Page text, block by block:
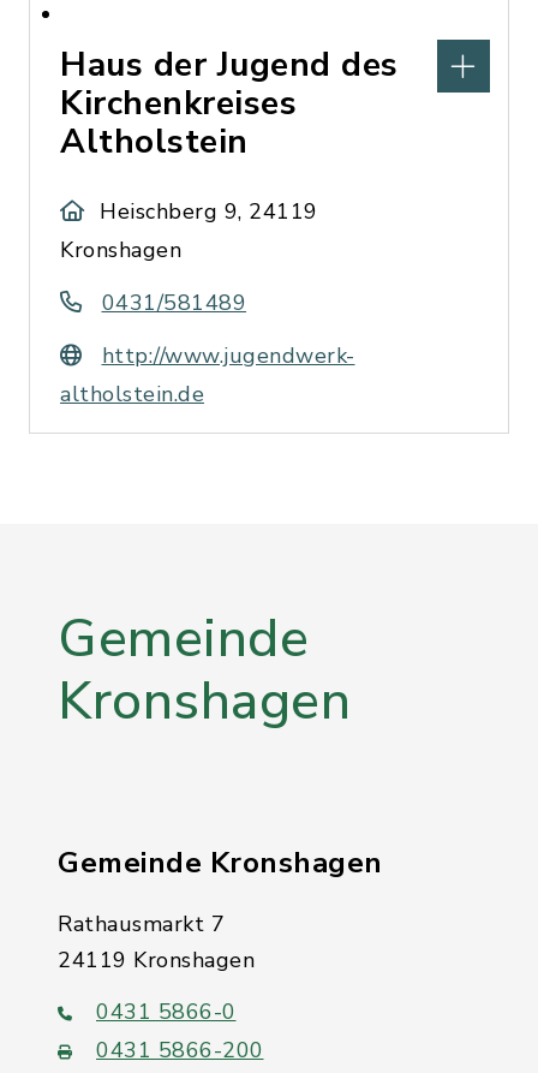
Haus der Jugend des
Kirchenkreises
Altholstein
Heischberg 9, 24119
Kronshagen
0431/581489
http://www.jugendwerk-
altholstein.de
Gemeinde
Kronshagen
Gemeinde Kronshagen
Rathausmarkt 7
24119 Kronshagen
0431 5866-0
0431 5866-200